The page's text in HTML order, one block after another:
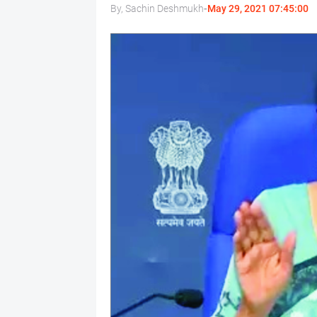
By, Sachin Deshmukh-May 29, 2021 07:45:00